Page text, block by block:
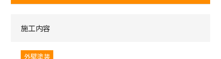
施工内容
外壁塗装